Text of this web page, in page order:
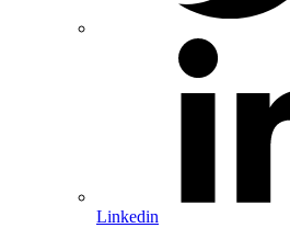
Linkedin